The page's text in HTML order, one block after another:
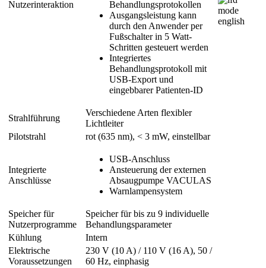
Nutzerinteraktion
Behandlungsprotokollen
Ausgangsleistung kann
durch den Anwender per
Fußschalter in 5 Watt-
Schritten gesteuert werden
Integriertes
Behandlungsprotokoll mit
USB-Export und
eingebbarer Patienten-ID
Strahlführung
Verschiedene Arten flexibler
Lichtleiter
Pilotstrahl
rot (635 nm), < 3 mW, einstellbar
Integrierte
Anschlüsse
USB-Anschluss
Ansteuerung der externen
Absaugpumpe VACULAS
Warnlampensystem
Speicher für
Nutzerprogramme
Speicher für bis zu 9 individuelle
Behandlungsparameter
Kühlung
Intern
Elektrische
Voraussetzungen
230 V (10 A) / 110 V (16 A), 50 /
60 Hz, einphasig